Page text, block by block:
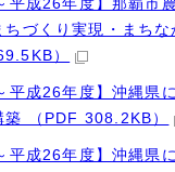
平成26年度】那覇市
ちづくり実現・まち
）
平成26年度】沖縄県
築 （PDF 308.2KB）
平成26年度】沖縄県